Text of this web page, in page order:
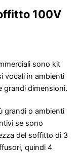
100V
sono kit
vocali in ambienti
grandi dimensioni.
grandi o ambienti
se sono
del soffitto di 3
quindi 4